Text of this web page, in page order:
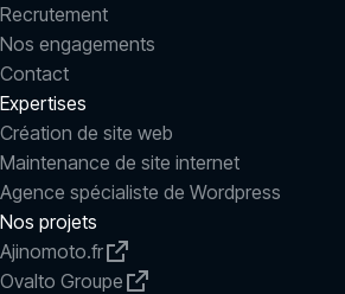
Recrutement
Nos engagements
Contact
Expertises
Création de site web
Maintenance de site internet
Agence spécialiste de Wordpress
Nos projets
Ajinomoto.fr
Ovalto Groupe